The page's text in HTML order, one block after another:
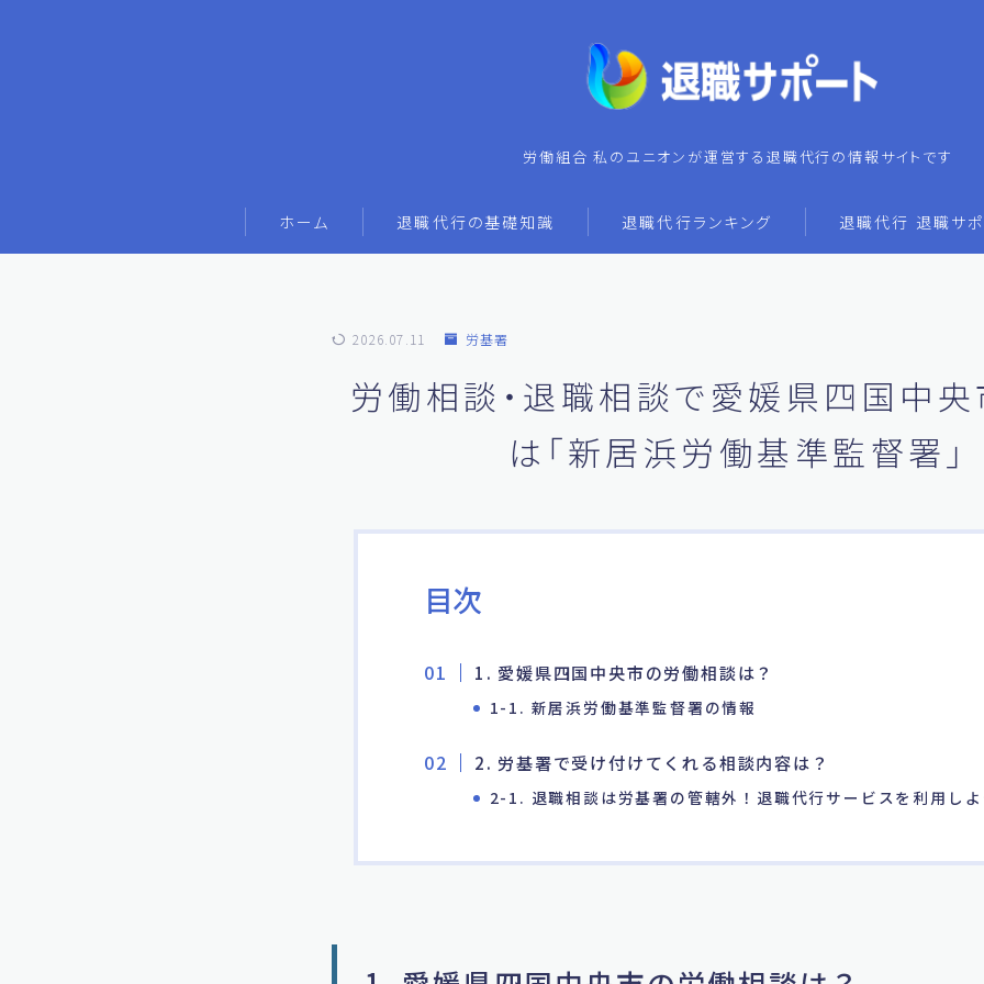
労働組合 私のユニオンが運営する退職代行の情報サイトです
ホーム 退職代行の基礎知識 退職代行ランキング 退職代行 退職サポ
2026.07.11 労基署
労働相談・退職相談で愛媛県四国中
は「新居浜労働基準監督署」
目次
1. 愛媛県四国中央市の労働相談は？
1-1. 新居浜労働基準監督署の情報
2. 労基署で受け付けてくれる相談内容は？
2-1. 退職相談は労基署の管轄外！退職代行サービスを利用しよ